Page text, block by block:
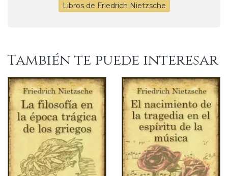
Libros de Friedrich Nietzsche
También te puede interesar